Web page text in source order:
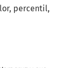
percentil